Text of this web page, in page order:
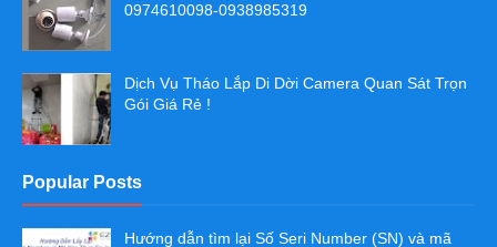
0974610098-0938985319
Dịch Vụ Tháo Lắp Di Dời Camera Quan Sát Trọn
Gói Giá Rẻ !
Popular Posts
Hướng dẫn tìm lại Số Seri Number (SN) và mã